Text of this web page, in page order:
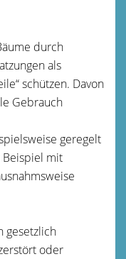
durch
als
schützen. Davon
Gebrauch
geregelt
Beispiel mit
gesetzlich
oder